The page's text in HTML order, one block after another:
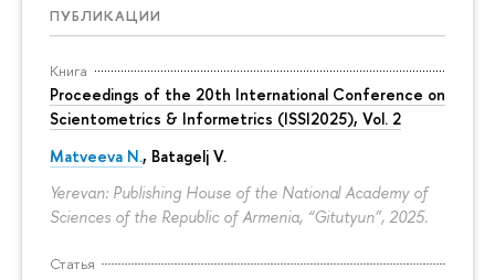
ПУБЛИКАЦИИ
Книга
Proceedings of the 20th International Conference on
Scientometrics & Informetrics (ISSI2025), Vol. 2
Matveeva N., Batagelj V.
Yerevan: Publishing House of the National Academy of
Sciences of the Republic of Armenia, “Gitutyun”, 2025.
Статья